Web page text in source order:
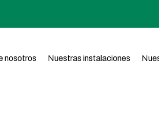
nosotros Nuestras instalaciones